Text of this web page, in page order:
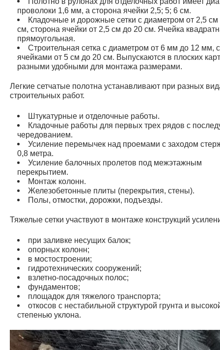
проволоки 1,6 мм, а сторона ячейки 2,5; 5; 6 см.
Кладочные и дорожные сетки с диаметром от 2,5 см
см, сторона ячейки от 2,5 см до 20 см. Ячейка
прямоугольная.
Строительная сетка с диаметром от 6 мм до 12 мм, с
ячейками от 5 см до 20 см. Выпускаются в плоских
разными удобными для монтажа размерами.
Легкие сетчатые полотна устанавливают при разных
строительных работ.
Штукатурные и отделочные работы.
Кладочные работы для первых трех рядов с
чередованием.
Усиление перемычек над проемами с заходом
0,8 метра.
Усиление балочных пролетов под межэтажным
перекрытием.
Монтаж колонн.
Железобетонные плиты (перекрытия, стены).
Полы, отмостки, дорожки, подъезды.
Тяжелые сетки участвуют в монтаже конструкций
при заливке несущих балок;
опорных колонн;
в мостостроении;
гидротехнических сооружений;
взлетно-посадочных полос;
фундаментов;
площадок для тяжелого транспорта;
откосов с нестабильной структурой грунта и
степенью уклона.